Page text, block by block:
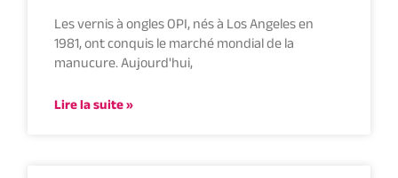
Les vernis à ongles OPI, nés à Los Angeles en
1981, ont conquis le marché mondial de la
manucure. Aujourd'hui,
Lire la suite »